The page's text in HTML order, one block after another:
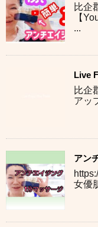
比企
【
...
Live
比企
アッ
アン
女優